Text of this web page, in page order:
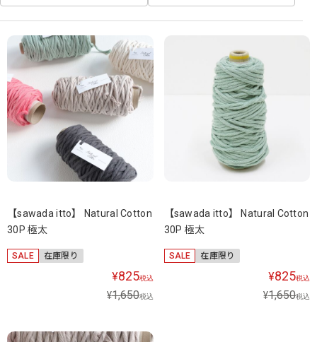
【sawada itto】 Natural Cotton
30P 極太
SALE 在庫限り
¥825税込
¥1,650税込
【sawada itto】 Natural Cotton
30P 極太
SALE 在庫限り
¥825税込
¥1,650税込